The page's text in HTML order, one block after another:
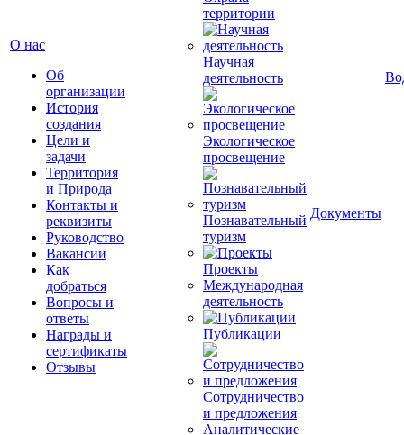
О нас
Об
организации
История
создания
Цели и
задачи
Территория
и Природа
Контакты и
реквизиты
Руководство
Вакансии
Как
добраться
Вопросы и
ответы
Награды и
сертификаты
Отзывы
территории
Научная
деятельность
Экологическое
просвещение
Познавательный
туризм
Проекты
Международная
деятельность
Публикации
Сотрудничество
и предложения
Аналитические
Документы